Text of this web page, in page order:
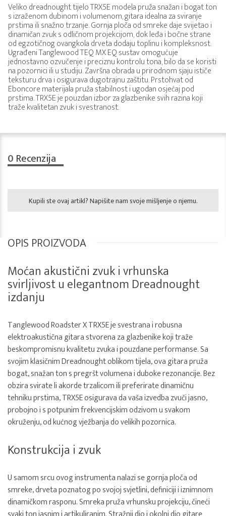
Veliko dreadnought tijelo TRX5E modela pruža snažan i bogat ton
s izraženom dubinom i volumenom, gitara idealna za sviranje
prstima ili snažno trzanje. Gornja ploča od smreke daje svijetao i
dinamičan zvuk s odličnom projekcijom, dok leđa i bočne strane
od egzotičnog ovangkola drveta dodaju toplinu i kompleksnost.
Ugrađeni Tanglewood TEQ MX EQ sustav omogućuje
jednostavno ozvučenje i preciznu kontrolu tona, bilo da se koristi
na pozornici ili u studiju. Završna obrada u prirodnom sjaju ističe
teksturu drva i osigurava dugotrajnu zaštitu. Prstohvat od
Eboncore materijala pruža stabilnost i ugodan osjećaj pod
prstima. TRX5E je pouzdan izbor za glazbenike svih razina koji
traže kvalitetan zvuk i svestranost.
0 Recenzija
Kupili ste ovaj artikl? Napišite nam svoje mišljenje o njemu.
OPIS PROIZVODA
Moćan akustični zvuk i vrhunska
svirljivost u elegantnom Dreadnought
izdanju
Tanglewood Roadster X TRX5E je svestrana i robusna
elektroakustična gitara stvorena za glazbenike koji traže
beskompromisnu kvalitetu zvuka i pouzdane performanse. Sa
svojim klasičnim Dreadnought oblikom tijela, ova gitara pruža
bogat, snažan ton s pregršt volumena i duboke rezonancije. Bez
obzira svirate li akorde trzalicom ili preferirate dinamičnu
tehniku prstima, TRX5E osigurava da vaša izvedba zvuči jasno,
probojno i s potpunim frekvencijskim odzivom u svakom
okruženju, od kućnog vježbanja do velikih pozornica.
Konstrukcija i zvuk
U samom srcu ovog instrumenta nalazi se gornja ploča od
smreke, drveta poznatog po svojoj svjetlini, definiciji i iznimnom
dinamičkom rasponu. Smreka pruža vrhunsku projekciju, čineći